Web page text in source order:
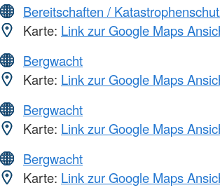
Bereitschaften /
Karte: Link zur Google Maps
Bergwacht
Karte: Link zur Google Maps
Bergwacht
Karte: Link zur Google Maps
Bergwacht
Karte: Link zur Google Maps